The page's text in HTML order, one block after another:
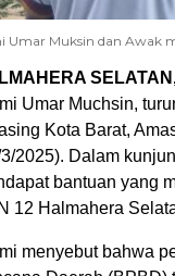
Umar Muksin dan
Umar Muchsin,
Kota Barat,
2025). Dalam
bantuan yang
12 Halmahera
menyebut bahwa